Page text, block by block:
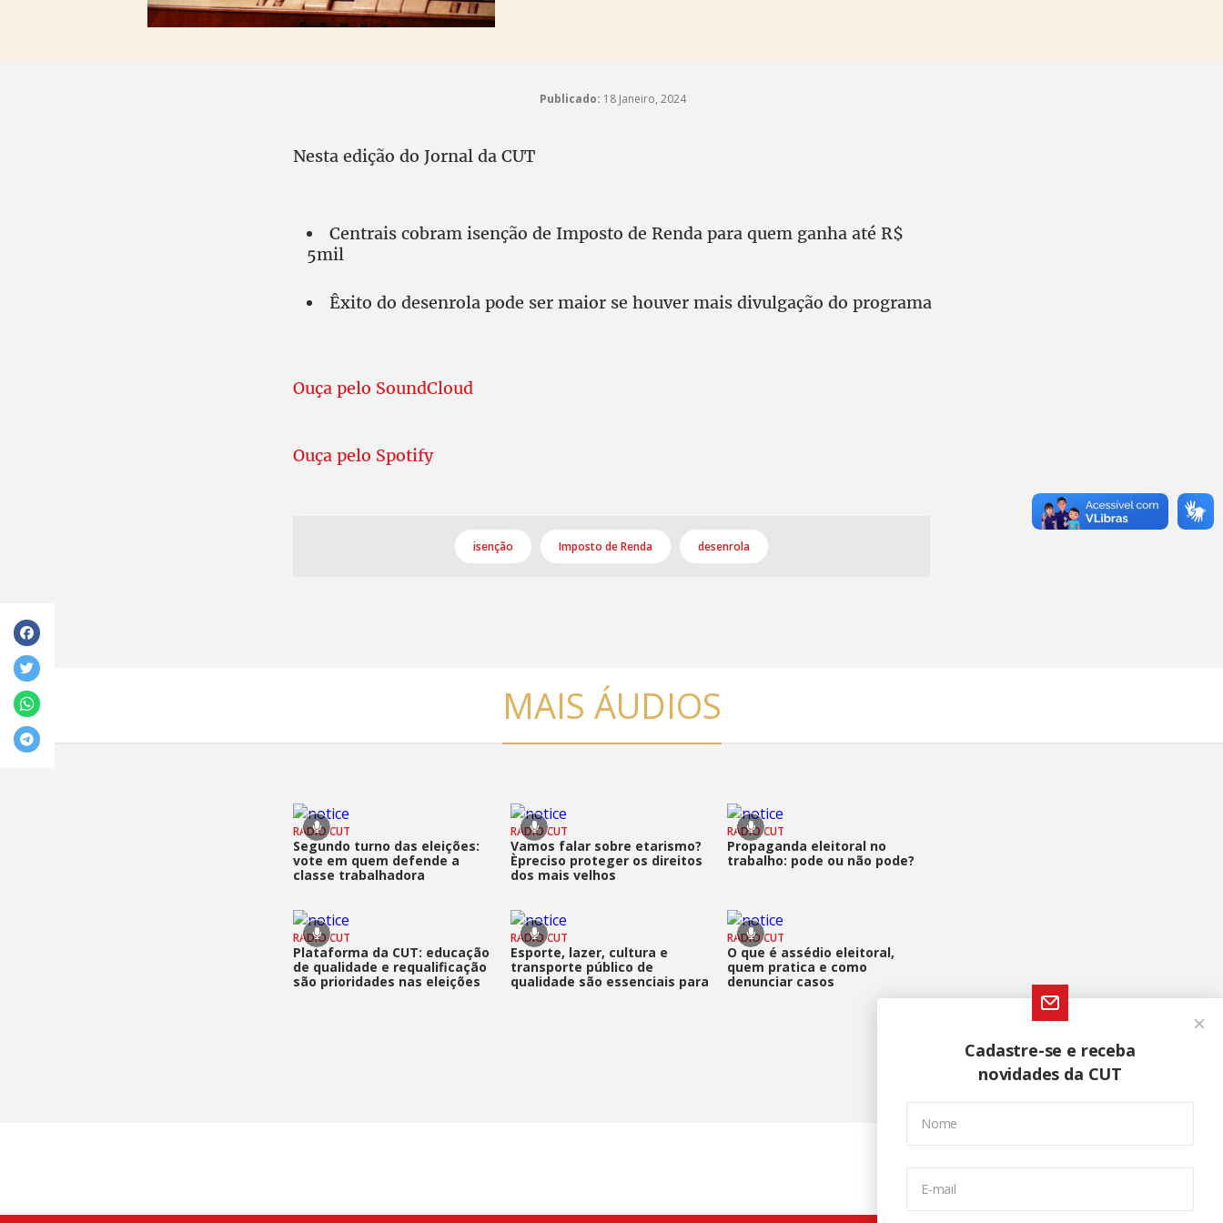
Publicado: 18 Janeiro, 2024
Nesta edição do Jornal da CUT
Centrais cobram isenção de Imposto de Renda para quem ganha até R$
5mil
Êxito do desenrola pode ser maior se houver mais divulgação do programa
Ouça pelo SoundCloud
Ouça pelo Spotify
isenção Imposto de Renda desenrola
MAIS ÁUDIOS
RÁDIO CUT
Segundo turno das eleições:
vote em quem defende a
classe trabalhadora
RÁDIO CUT
Vamos falar sobre etarismo?
Èpreciso proteger os direitos
dos mais velhos
RÁDIO CUT
Propaganda eleitoral no
trabalho: pode ou não pode?
RÁDIO CUT
Plataforma da CUT: educação
de qualidade e requalificação
são prioridades nas eleições
RÁDIO CUT
Esporte, lazer, cultura e
transporte público de
qualidade são essenciais para
RÁDIO CUT
O que é assédio eleitoral,
quem pratica e como
denunciar casos
Cadastre-se e receba
novidades da CUT
Nome
E-mail